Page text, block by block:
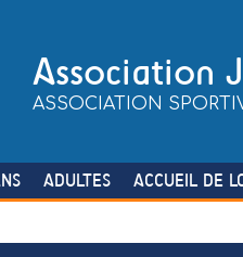
Association
ASSOCIATION
ADULTES ACCUEIL DE